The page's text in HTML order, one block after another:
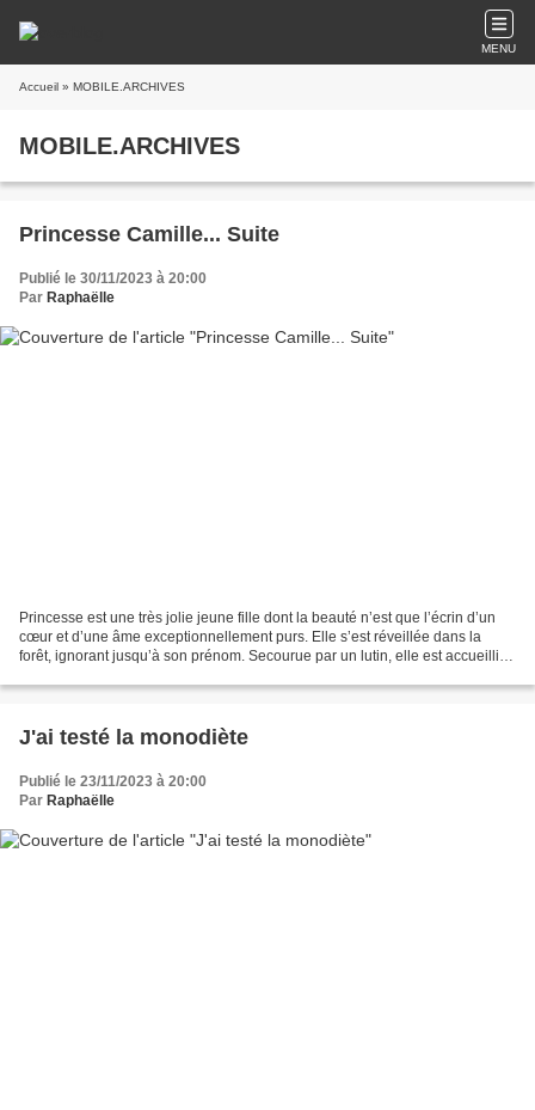
MENU
Accueil » MOBILE.ARCHIVES
MOBILE.ARCHIVES
Princesse Camille... Suite
Publié le 30/11/2023 à 20:00
Par Raphaëlle
Princesse est une très jolie jeune fille dont la beauté n’est que l’écrin d’un
cœur et d’une âme exceptionnellement purs. Elle s’est réveillée dans la
forêt, ignorant jusqu’à son prénom. Secourue par un lutin, elle est accueillie
J'ai testé la monodiète
Publié le 23/11/2023 à 20:00
Par Raphaëlle